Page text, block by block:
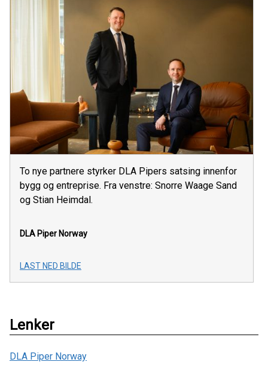
To nye partnere styrker DLA Pipers satsing innenfor
bygg og entreprise. Fra venstre: Snorre Waage Sand
og Stian Heimdal.
DLA Piper Norway
LAST NED BILDE
Lenker
DLA Piper Norway